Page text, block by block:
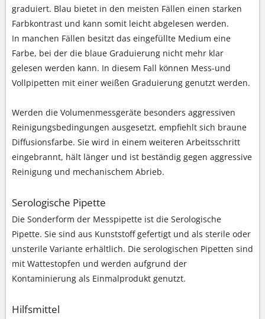
graduiert. Blau bietet in den meisten Fällen einen starken
Farbkontrast und kann somit leicht abgelesen werden.
In manchen Fällen besitzt das eingefüllte Medium eine
Farbe, bei der die blaue Graduierung nicht mehr klar
gelesen werden kann. In diesem Fall können Mess-und
Vollpipetten mit einer weißen Graduierung genutzt werden.
Werden die Volumenmessgeräte besonders aggressiven
Reinigungsbedingungen ausgesetzt, empfiehlt sich braune
Diffusionsfarbe. Sie wird in einem weiteren Arbeitsschritt
eingebrannt, hält länger und ist beständig gegen aggressive
Reinigung und mechanischem Abrieb.
Serologische Pipette
Die Sonderform der Messpipette ist die Serologische
Pipette. Sie sind aus Kunststoff gefertigt und als sterile oder
unsterile Variante erhältlich. Die serologischen Pipetten sind
mit Wattestopfen und werden aufgrund der
Kontaminierung als Einmalprodukt genutzt.
Hilfsmittel